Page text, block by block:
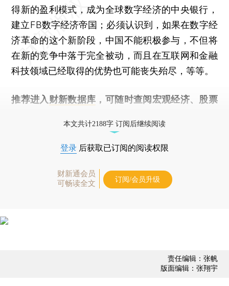
得新的盈利模式，成为全球数字经济的中央银行，
建立FB数字经济帝国；必须认识到，如果在数字经
济革命的这个新阶段，中国不能积极参与，不但将
在新的竞争中落于完全被动，而且在互联网和金融
科技领域已经取得的优势也可能丧失殆尽，等等。
推荐进入 财新数据库 ，可随时查阅宏观经济、股票
本文共计2188字 订阅后继续阅读
登录 后获取已订阅的阅读权限
财新通会员
可畅读全文
订阅/会员升级
责任编辑：张帆
版面编辑：张翔宇